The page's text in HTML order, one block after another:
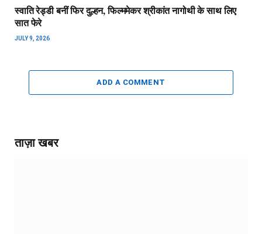
स्वाति रेड्डी बनीं फिर दुल्हन, फिल्ममेकर श्रीकांत नागोथी के साथ लिए
सात फेरे
JULY 9, 2026
ADD A COMMENT
ताज़ा खबर